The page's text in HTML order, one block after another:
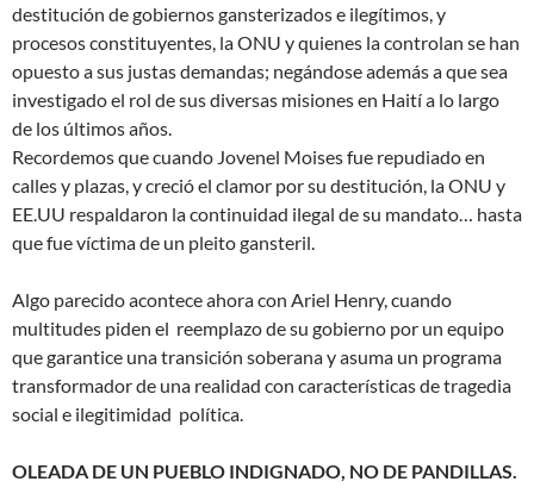
destitución de gobiernos gansterizados e ilegítimos, y
procesos constituyentes, la ONU y quienes la controlan se han
opuesto a sus justas demandas; negándose además a que sea
investigado el rol de sus diversas misiones en Haití a lo largo
de los últimos años.
Recordemos que cuando Jovenel Moises fue repudiado en
calles y plazas, y creció el clamor por su destitución, la ONU y
EE.UU respaldaron la continuidad ilegal de su mandato… hasta
que fue víctima de un pleito gansteril.
Algo parecido acontece ahora con Ariel Henry, cuando
multitudes piden el reemplazo de su gobierno por un equipo
que garantice una transición soberana y asuma un programa
transformador de una realidad con características de tragedia
social e ilegitimidad política.
OLEADA DE UN PUEBLO INDIGNADO, NO DE PANDILLAS.